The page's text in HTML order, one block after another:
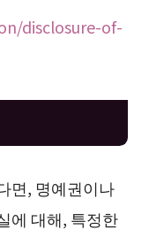
disclosure-of-
면, 명예권이나
에 대해, 특정한